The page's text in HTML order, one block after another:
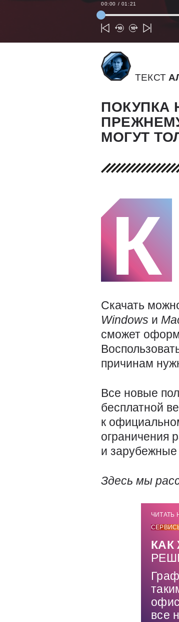
00:00 / 01:21
ТЕКСТ
ПОКУПКА
МОГУТ
К
Скачать
Windows и
сможет
причинам
Все новые
бесплатной
к
ограничения
и зарубежные
Здесь мы
ЧИТАТЬ
КАК
все